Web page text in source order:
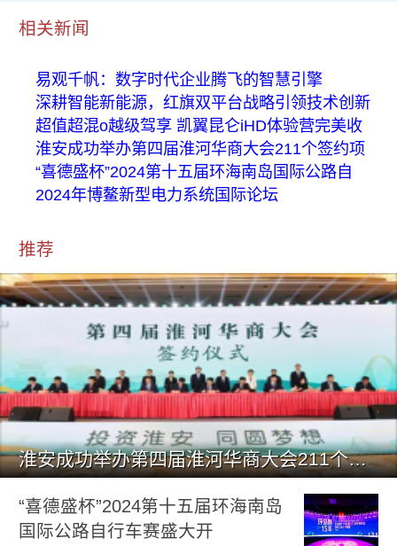
相关新闻
易观千帆：数字时代企业腾飞的智慧引擎
深耕智能新能源，红旗双平台战略引领技术创新
超值超混o越级驾享 凯翼昆仑iHD体验营完美收
淮安成功举办第四届淮河华商大会211个签约项
“喜德盛杯”2024第十五届环海南岛国际公路自
2024年博鳌新型电力系统国际论坛
推荐
淮安成功举办第四届淮河华商大会211个签约项目 总投资1486.
“喜德盛杯”2024第十五届环海南岛
国际公路自行车赛盛大开